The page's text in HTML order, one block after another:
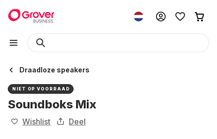
Draadloze speakers
NIET OP VOORRAAD
Soundboks Mix
Wishlist Deel